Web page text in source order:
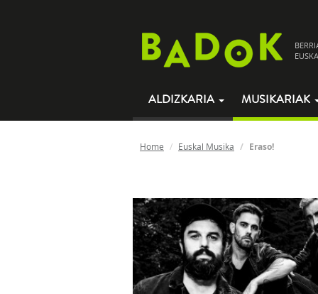
ALDIZKARIA MUSIKARIAK
Home Euskal Musika Eraso!